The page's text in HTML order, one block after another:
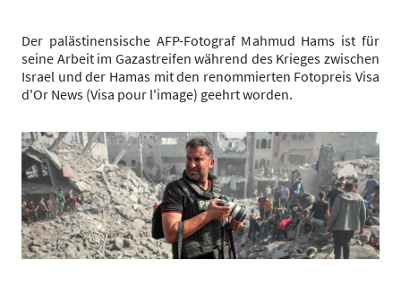
Der palästinensische AFP-Fotograf Mahmud Hams ist für
seine Arbeit im Gazastreifen während des Krieges zwischen
Israel und der Hamas mit den renommierten Fotopreis Visa
d'Or News (Visa pour l'image) geehrt worden.